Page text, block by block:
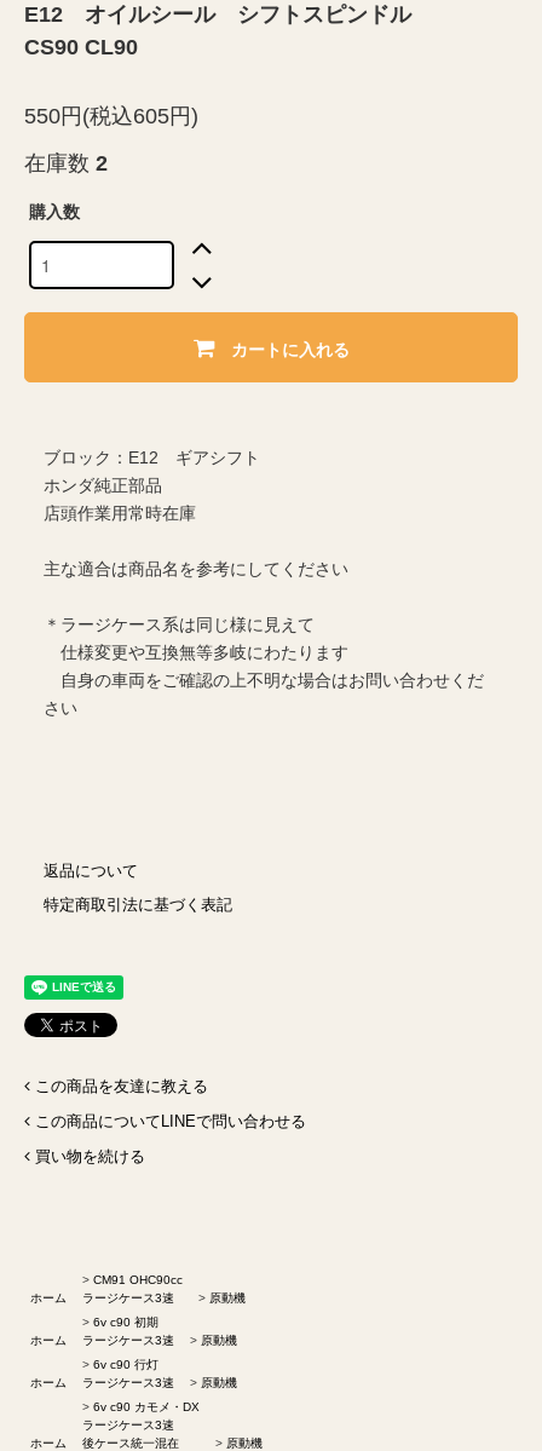
E12 オイルシール シフトスピンドル
CS90 CL90
550円(税込605円)
在庫数 2
購入数
カートに入れる
ブロック：E12 ギアシフト
ホンダ純正部品
店頭作業用常時在庫
主な適合は商品名を参考にしてください
＊ラージケース系は同じ様に見えて
仕様変更や互換無等多岐にわたります
自身の車両をご確認の上不明な場合はお問い合わせくだ
さい
返品について
特定商取引法に基づく表記
この商品を友達に教える
この商品についてLINEで問い合わせる
買い物を続ける
ホーム
> CM91 OHC90cc
ラージケース3速
> 原動機
ホーム
> 6v c90 初期
ラージケース3速
> 原動機
ホーム
> 6v c90 行灯
ラージケース3速
> 原動機
ホーム
> 6v c90 カモメ・DX
ラージケース3速
後ケース統一混在
> 原動機